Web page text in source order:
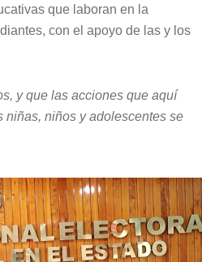
que laboran en la
con el apoyo de las y los
y que las acciones que aquí
niñas, niños y adolescentes se